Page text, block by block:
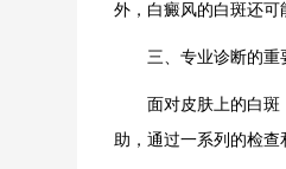
外，白癜风的白斑还可
三、专业诊断的重
面对皮肤上的白斑，
助，通过一系列的检查